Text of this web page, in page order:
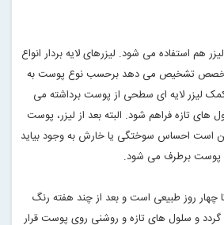
هم استفاده می شود. لیزرهای لایه بردار انواع
تشخیص می دهد برحسب نوع پوست به
کمک لیزر لایه ای سطحی از پوست برداشته می
های تازه فراهم شود. البته بعد از لیزر، پوست
است احساس سوختگی یا خارش به وجود بیاید
پوست برطرف می شود.
روز طبیعی است و بعد از چند هفته رنگ
و سلول های تازه و روشنی روی پوست قرار